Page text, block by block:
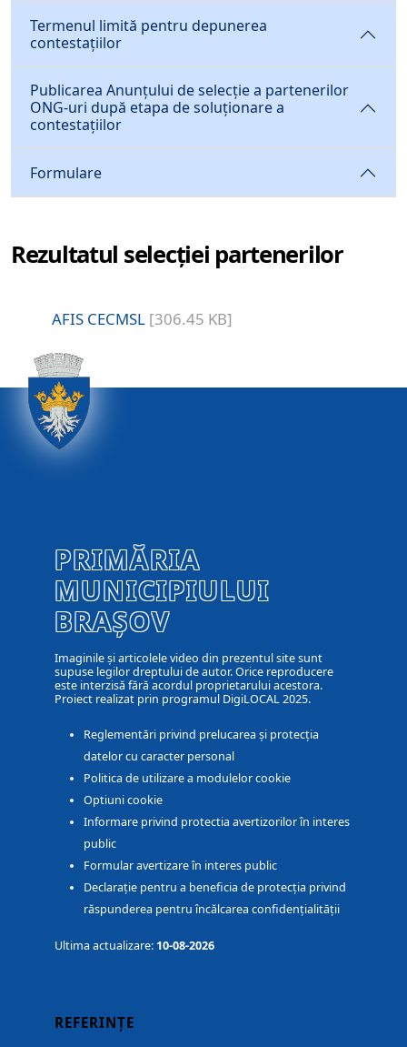
Termenul limită pentru depunerea
contestațiilor
Publicarea Anunțului de selecție a partenerilor
ONG-uri după etapa de soluționare a
contestațiilor
Formulare
Rezultatul selecției partenerilor
AFIS CECMSL [306.45 KB]
PRIMĂRIA
MUNICIPIULUI
BRAȘOV
Imaginile și articolele video din prezentul site sunt
supuse legilor dreptului de autor. Orice reproducere
este interzisă fără acordul proprietarului acestora.
Proiect realizat prin programul DigiLOCAL 2025.
Reglementări privind prelucarea și protecția
datelor cu caracter personal
Politica de utilizare a modulelor cookie
Optiuni cookie
Informare privind protectia avertizorilor în interes
public
Formular avertizare în interes public
Declarație pentru a beneficia de protecția privind
răspunderea pentru încălcarea confidențialității
Ultima actualizare: 10-08-2026
REFERINȚE